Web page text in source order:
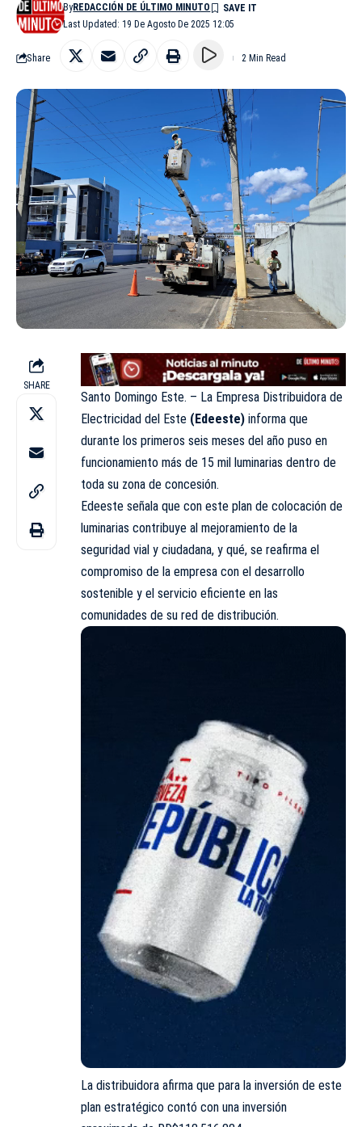
Last Updated: 19 De Agosto De 2025 12:05
ByREDACCIÓN DE ÚLTIMO MINUTO
Share 2 Min Read
SHARE
Santo Domingo Este. – La Empresa Distribuidora de
Electricidad del Este (Edeeste) informa que
durante los primeros seis meses del año puso en
funcionamiento más de 15 mil luminarias dentro de
toda su zona de concesión.
Edeeste señala que con este plan de colocación de
luminarias contribuye al mejoramiento de la
seguridad vial y ciudadana, y qué, se reafirma el
compromiso de la empresa con el desarrollo
sostenible y el servicio eficiente en las
comunidades de su red de distribución.
La distribuidora afirma que para la inversión de este
plan estratégico contó con una inversión